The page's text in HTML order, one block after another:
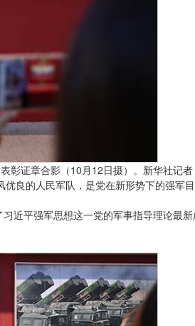
彰证章合影（10月12日摄）。新华社记
良的人民军队，是党在新形势下的强军
近平强军思想这一党的军事指导理论最